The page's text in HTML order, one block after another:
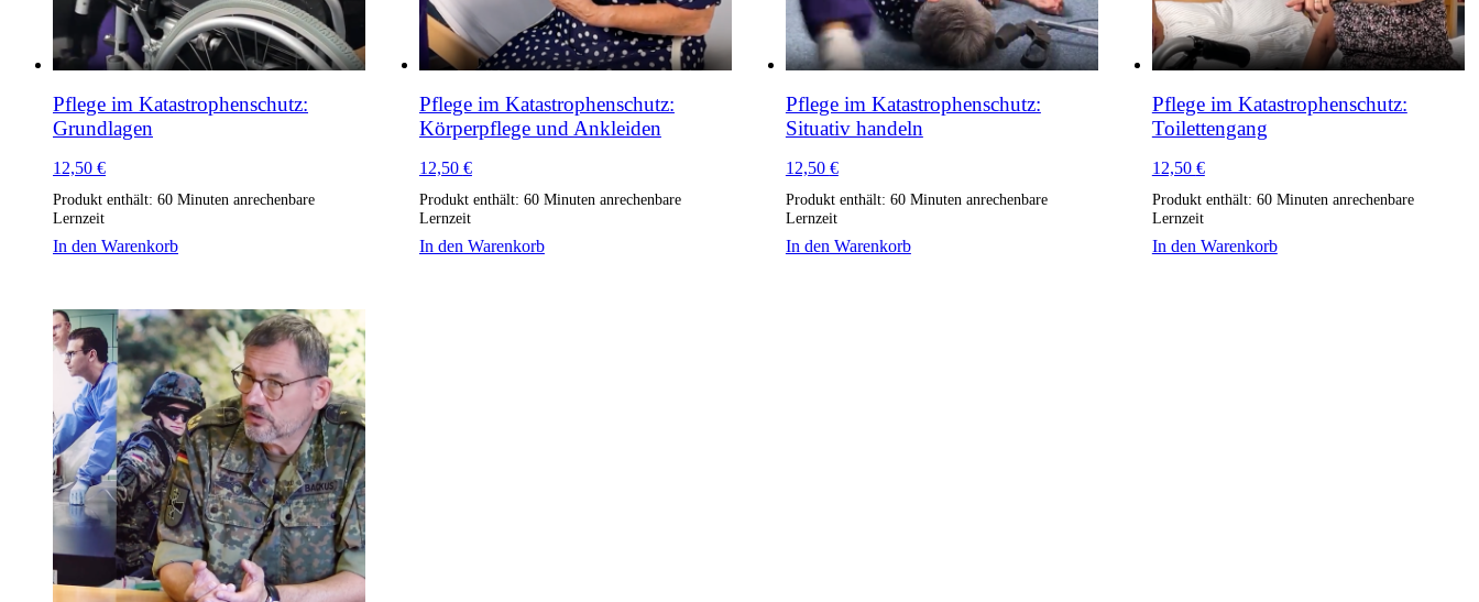
Pflege im Katastrophenschutz:
Grundlagen
12,50 €
Produkt enthält: 60 Minuten anrechenbare
Lernzeit
In den Warenkorb
Pflege im Katastrophenschutz:
Körperpflege und Ankleiden
12,50 €
Produkt enthält: 60 Minuten anrechenbare
Lernzeit
In den Warenkorb
Pflege im Katastrophenschutz:
Situativ handeln
12,50 €
Produkt enthält: 60 Minuten anrechenbare
Lernzeit
In den Warenkorb
Pflege im Katastrophenschutz:
Toilettengang
12,50 €
Produkt enthält: 60 Minuten anrechenbare
Lernzeit
In den Warenkorb